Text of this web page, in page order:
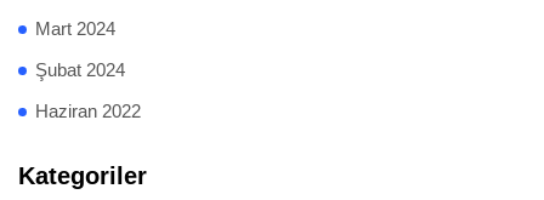
Mart 2024
Şubat 2024
Haziran 2022
Kategoriler